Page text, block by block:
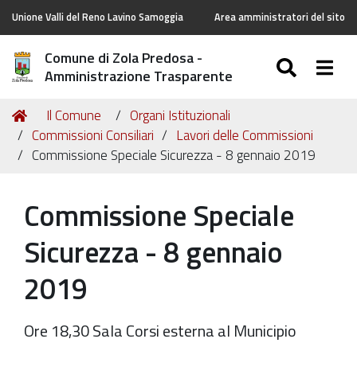
Unione Valli del Reno Lavino Samoggia Area amministratori del sito
Comune di Zola Predosa -
Amministrazione Trasparente
Tu
sei
qui:
Home
Il Comune
Organi Istituzionali
Commissioni Consiliari
Lavori delle Commissioni
Commissione Speciale Sicurezza - 8 gennaio 2019
Commissione Speciale
Sicurezza - 8 gennaio
2019
Ore 18,30 Sala Corsi esterna al Municipio